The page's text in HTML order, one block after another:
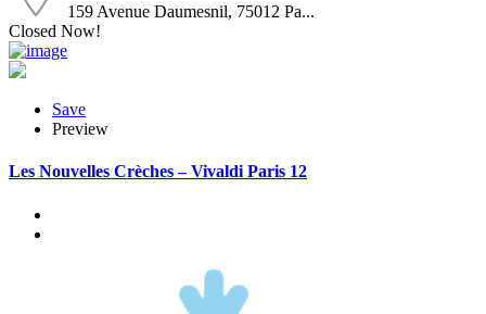
159 Avenue Daumesnil, 75012 Pa...
Closed Now!
Save
Preview
Les Nouvelles Crèches – Vivaldi Paris 12